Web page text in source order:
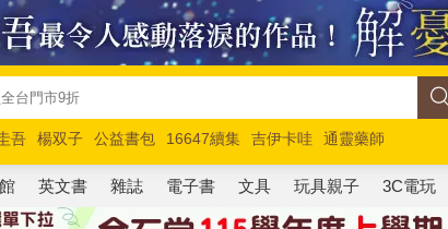
吾 楊双子 公益書包 16647續集 吉伊卡哇
通靈藥師
路邊攤新作 馬斯克 玩具總動員5 超慢跑
英文書 雜誌 電子書 文具 玩具親子 3C電玩